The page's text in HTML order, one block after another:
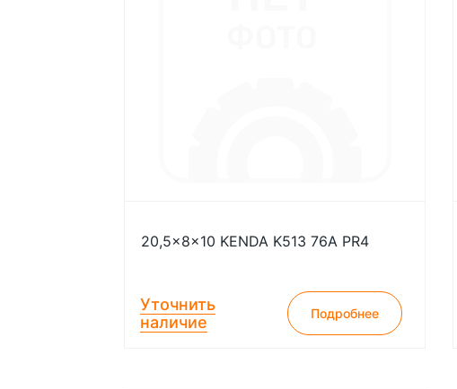
20,5x8x10 KENDA K513 76A PR4
Уточнить
наличие
Подробнее